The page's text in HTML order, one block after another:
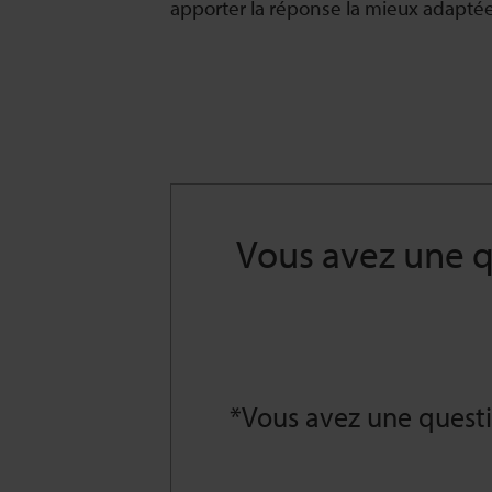
apporter la réponse la mieux
Vous avez une
*Vous avez une